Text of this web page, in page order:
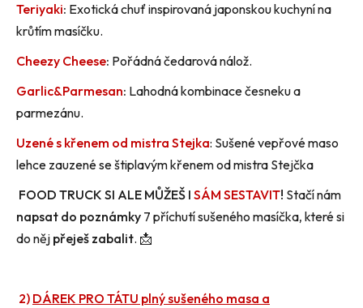
Teriyaki: Exotická chuť inspirovaná japonskou kuchyní na
krůtím masíčku.
Cheezy Cheese: Pořádná čedarová nálož.
Garlic&Parmesan: Lahodná kombinace česneku a
parmezánu.
Uzené s křenem od mistra Stejka: Sušené vepřové maso
lehce zauzené se štiplavým křenem od mistra Stejčka
FOOD TRUCK SI ALE MŮŽEŠ I SÁM SESTAVIT! Stačí nám
napsat do poznámky 7 příchutí sušeného masíčka, které si
do něj přeješ zabalit. 📩
2) DÁREK PRO TÁTU plný sušeného masa a